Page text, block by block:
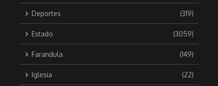
Deportes (319)
Estado (3059)
Farandula (149)
Iglesia (22)